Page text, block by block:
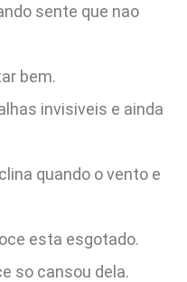
sente que nao
bem.
invisiveis e ainda
quando o vento e
esta esgotado.
so cansou dela.